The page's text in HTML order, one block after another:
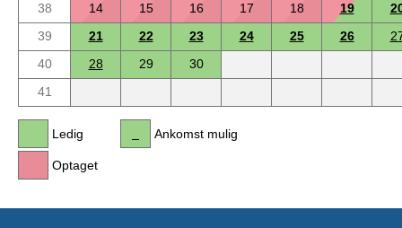
38
14 15 16 17 18 19
39
21 22 23 24 25 26
40
28 29
30
41
Ledig
Optaget
Ankomst mulig